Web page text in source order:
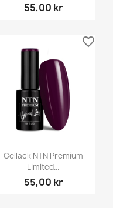
55,00 kr
Gellack NTN Premium
Limited...
55,00 kr
favorite_border